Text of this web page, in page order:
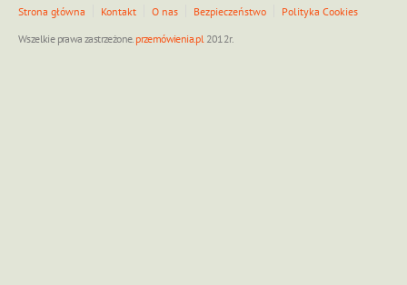
Strona główna Kontakt O nas Bezpieczeństwo
Polityka Cookies
Wszelkie prawa zastrzeżone. przemówienia.pl 2012r.